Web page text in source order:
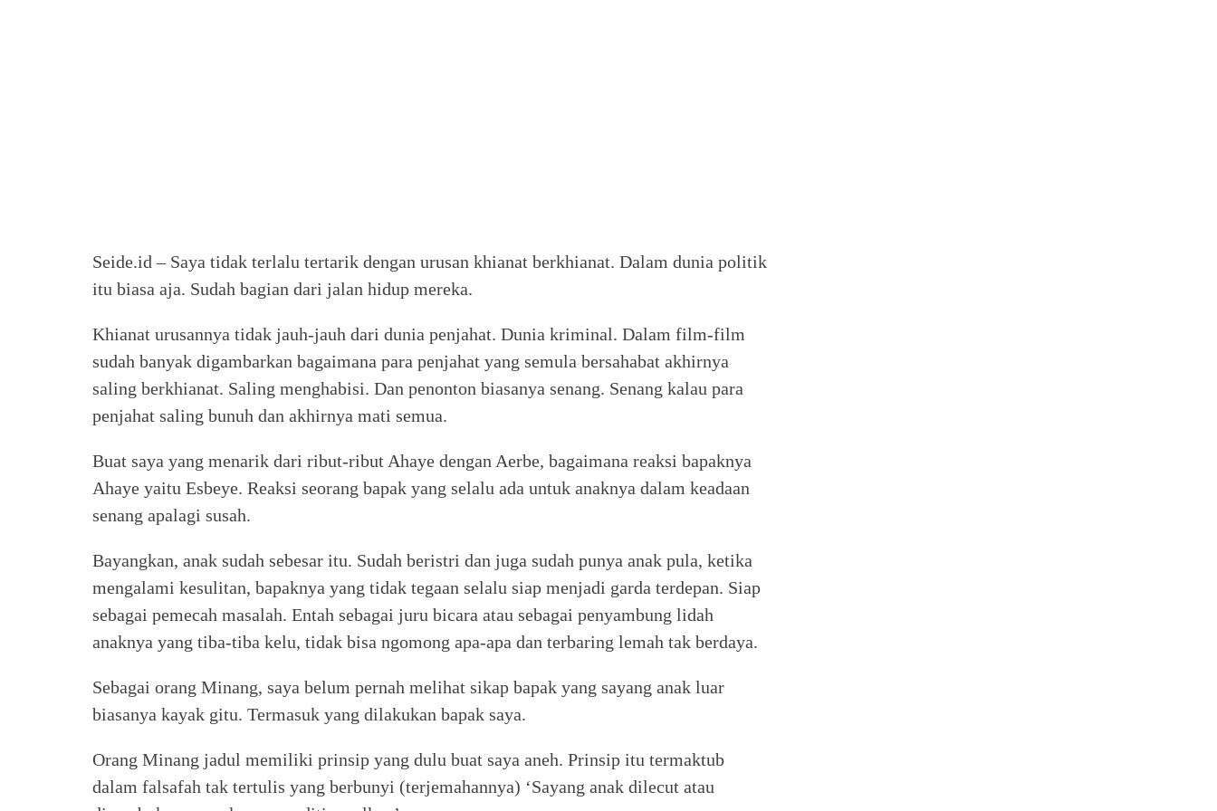
Seide.id – Saya tidak terlalu tertarik dengan urusan khianat berkhianat. Dalam dunia politik
itu biasa aja. Sudah bagian dari jalan hidup mereka.
Khianat urusannya tidak jauh-jauh dari dunia penjahat. Dunia kriminal. Dalam film-film
sudah banyak digambarkan bagaimana para penjahat yang semula bersahabat akhirnya
saling berkhianat. Saling menghabisi. Dan penonton biasanya senang. Senang kalau para
penjahat saling bunuh dan akhirnya mati semua.
Buat saya yang menarik dari ribut-ribut Ahaye dengan Aerbe, bagaimana reaksi bapaknya
Ahaye yaitu Esbeye. Reaksi seorang bapak yang selalu ada untuk anaknya dalam keadaan
senang apalagi susah.
Bayangkan, anak sudah sebesar itu. Sudah beristri dan juga sudah punya anak pula, ketika
mengalami kesulitan, bapaknya yang tidak tegaan selalu siap menjadi garda terdepan. Siap
sebagai pemecah masalah. Entah sebagai juru bicara atau sebagai penyambung lidah
anaknya yang tiba-tiba kelu, tidak bisa ngomong apa-apa dan terbaring lemah tak berdaya.
Sebagai orang Minang, saya belum pernah melihat sikap bapak yang sayang anak luar
biasanya kayak gitu. Termasuk yang dilakukan bapak saya.
Orang Minang jadul memiliki prinsip yang dulu buat saya aneh. Prinsip itu termaktub
dalam falsafah tak tertulis yang berbunyi (terjemahannya) ‘Sayang anak dilecut atau